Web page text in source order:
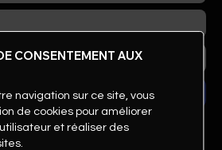
CONSENTEMENT AUX
navigation sur ce site, vous
de cookies pour améliorer
et réaliser des